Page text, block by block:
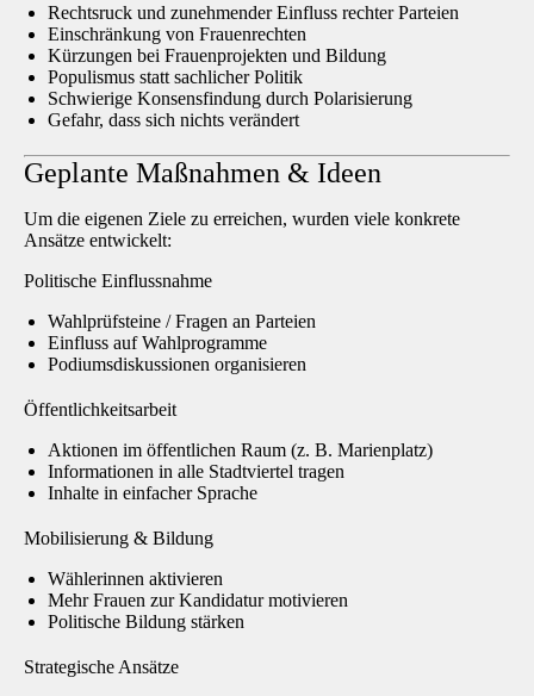
Rechtsruck und zunehmender Einfluss rechter Parteien
Einschränkung von Frauenrechten
Kürzungen bei Frauenprojekten und Bildung
Populismus statt sachlicher Politik
Schwierige Konsensfindung durch Polarisierung
Gefahr, dass sich nichts verändert
Geplante Maßnahmen & Ideen
Um die eigenen Ziele zu erreichen, wurden viele konkrete
Ansätze entwickelt:
Politische Einflussnahme
Wahlprüfsteine / Fragen an Parteien
Einfluss aufWahlprogramme
Podiumsdiskussionen organisieren
Öffentlichkeitsarbeit
Aktionen im öffentlichen Raum (z. B. Marienplatz)
Informationen in alle Stadtviertel tragen
Inhalte in einfacher Sprache
Mobilisierung & Bildung
Wählerinnen aktivieren
Mehr Frauen zurKandidatur motivieren
Politische Bildung stärken
Strategische Ansätze